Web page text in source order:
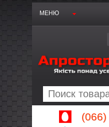
(066)
МЕНЮ